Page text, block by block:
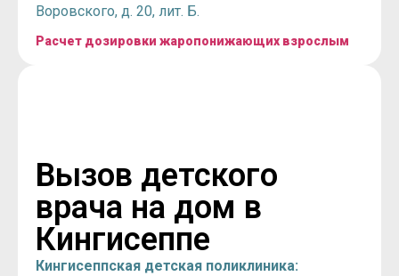
Воровского, д. 20, лит. Б.
Расчет дозировки жаропонижающих взрослым
Вызов детского
врача на дом в
Кингисеппе
Кингисеппская детская поликлиника: